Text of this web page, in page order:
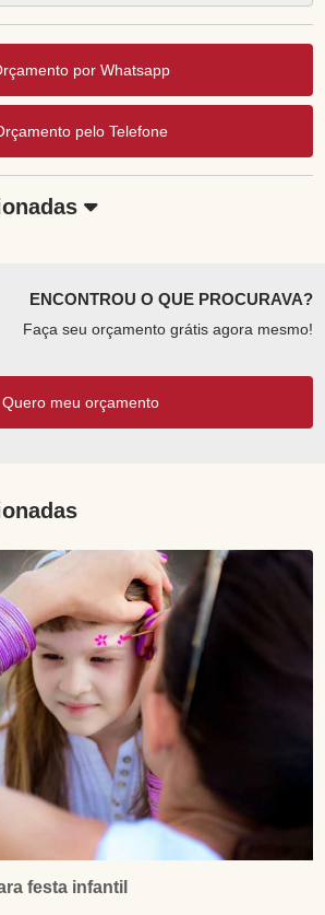
por Whatsapp
pelo Telefone
ENCONTROU O QUE PROCURAVA?
Faça seu orçamento grátis agora mesmo!
Quero meu orçamento
festa infantil